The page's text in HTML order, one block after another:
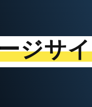
ジサ